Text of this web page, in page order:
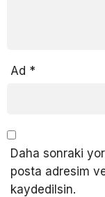
Ad *
Daha sonraki
posta adresim
kaydedilsin.